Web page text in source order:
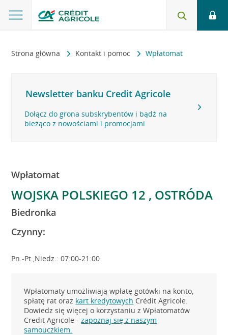
Strona główna Kontakt i pomoc Wpłatomat
Newsletter banku Credit Agricole
Dołącz do grona subskrybentów i bądź na
bieżąco z nowościami i promocjami
Wpłatomat
WOJSKA POLSKIEGO 12 , OSTRÓDA
Biedronka
Czynny:
Pn.-Pt.,Niedz.: 07:00-21:00
Wpłatomaty umożliwiają wpłatę gotówki na konto,
spłatę rat oraz kart kredytowych Crédit Agricole.
Dowiedz się więcej o korzystaniu z Wpłatomatów
Credit Agricole -zapoznaj się z naszym
samouczkiem.